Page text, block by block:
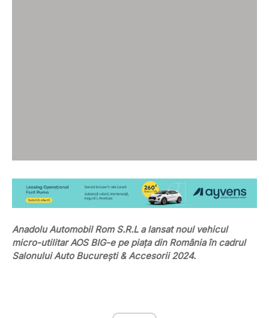
Anadolu Automobil Rom S.R.L a lansat noul vehicul
micro-utilitar AOS BIG-e pe piața din România în cadrul
Salonului Auto București & Accesorii 2024.